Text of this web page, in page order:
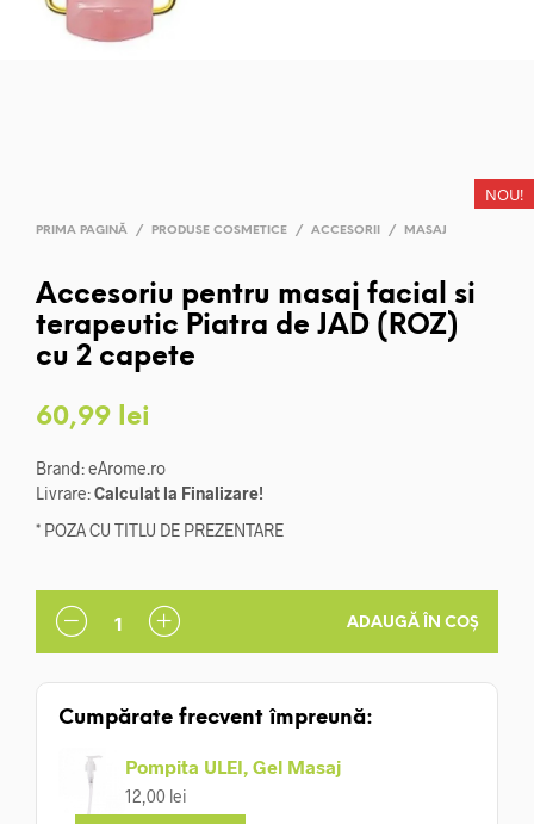
NOU!
PRIMA PAGINĂ / PRODUSE COSMETICE / ACCESORII / MASAJ
Accesoriu pentru masaj facial si
terapeutic Piatra de JAD (ROZ)
cu 2 capete
60,99 lei
Brand: eArome.ro
Livrare:Calculat la Finalizare!
* POZA CU TITLU DE PREZENTARE
ADAUGĂ ÎN COȘ
Cumpărate frecvent împreună:
Pompita ULEI, Gel Masaj
12,00 lei